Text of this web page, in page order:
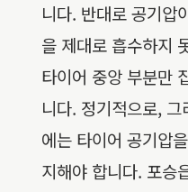
니다. 반대로 공기압
을 제대로 흡수하지
타이어 중앙 부분만
니다. 정기적으로,
에는 타이어 공기압
지해야 합니다. 포승